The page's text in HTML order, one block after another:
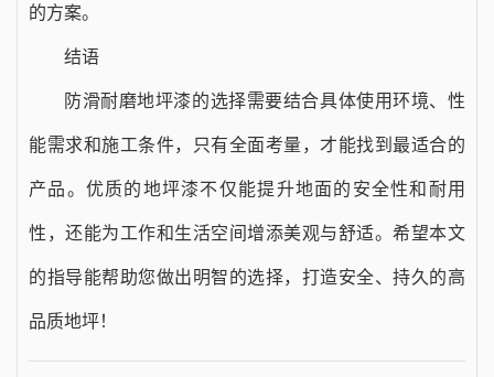
的方案。
结语
防滑耐磨地坪漆的选择需要结合具体使用环境、性
能需求和施工条件，只有全面考量，才能找到最适合的
产品。优质的地坪漆不仅能提升地面的安全性和耐用
性，还能为工作和生活空间增添美观与舒适。希望本文
的指导能帮助您做出明智的选择，打造安全、持久的高
品质地坪！